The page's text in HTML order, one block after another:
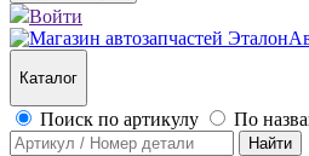
Войти
Каталог
Поиск по артикулу По
Найти